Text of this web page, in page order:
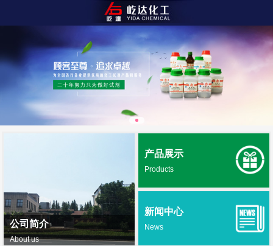
公司简介
About us
产品展示
Products
新闻中心
News